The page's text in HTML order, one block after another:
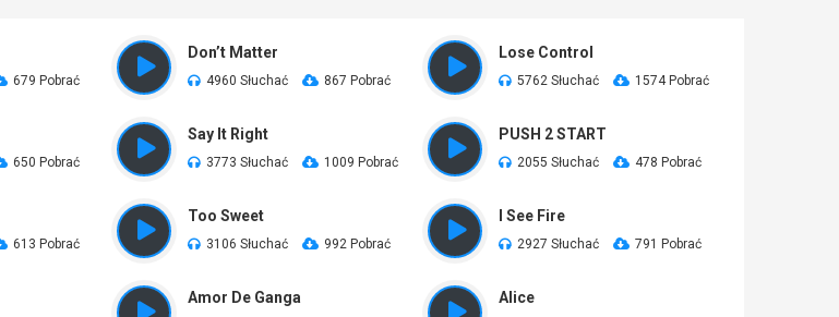
679 Pobrać
Don’t Matter
4960 Słuchać 867 Pobrać
Lose Control
5762 Słuchać 1574 Pobrać
650 Pobrać
Say It Right
3773 Słuchać 1009 Pobrać
PUSH 2 START
2055 Słuchać 478 Pobrać
613 Pobrać
Too Sweet
3106 Słuchać 992 Pobrać
I See Fire
2927 Słuchać 791 Pobrać
Amor De Ganga Alice